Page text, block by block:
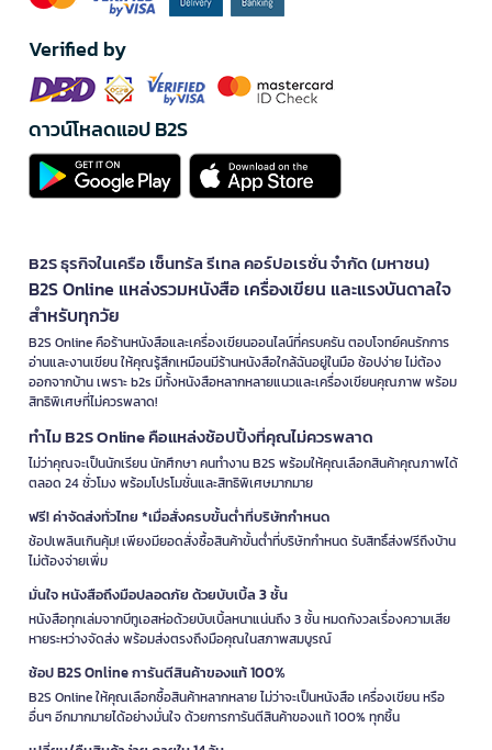
Verified by
ดาวน์โหลดแอป B2S
B2S ธุรกิจในเครือ เซ็นทรัล รีเทล คอร์ปอเรชั่น จำกัด (มหาชน)
B2S Online แหล่งรวมหนังสือ เครื่องเขียน และแรงบันดาลใจ
สำหรับทุกวัย
B2S Online คือร้านหนังสือและเครื่องเขียนออนไลน์ที่ครบครัน ตอบโจทย์คนรักการ
อ่านและงานเขียน ให้คุณรู้สึกเหมือนมีร้านหนังสือใกล้ฉันอยู่ในมือ ช้อปง่าย ไม่ต้อง
ออกจากบ้าน เพราะ b2s มีทั้งหนังสือหลากหลายแนวและเครื่องเขียนคุณภาพ พร้อม
สิทธิพิเศษที่ไม่ควรพลาด!
ทำไม B2S Online คือแหล่งช้อปปิ้งที่คุณไม่ควรพลาด
ไม่ว่าคุณจะเป็นนักเรียน นักศึกษา คนทำงาน B2S พร้อมให้คุณเลือกสินค้าคุณภาพได้
ตลอด 24 ชั่วโมง พร้อมโปรโมชั่นและสิทธิพิเศษมากมาย
ฟรี! ค่าจัดส่งทั่วไทย *เมื่อสั่งครบขั้นต่ำที่บริษัทกำหนด
ช้อปเพลินเกินคุ้ม! เพียงมียอดสั่งซื้อสินค้าขั้นต่ำที่บริษัทกำหนด รับสิทธิ์ส่งฟรีถึงบ้าน
ไม่ต้องจ่ายเพิ่ม
มั่นใจ หนังสือถึงมือปลอดภัย ด้วยบับเบิ้ล 3 ชั้น
หนังสือทุกเล่มจากบีทูเอสห่อด้วยบับเบิ้ลหนาแน่นถึง 3 ชั้น หมดกังวลเรื่องความเสีย
หายระหว่างจัดส่ง พร้อมส่งตรงถึงมือคุณในสภาพสมบูรณ์
ช้อป B2S Online การันตีสินค้าของแท้ 100%
B2S Online ให้คุณเลือกซื้อสินค้าหลากหลาย ไม่ว่าจะเป็นหนังสือ เครื่องเขียน หรือ
อื่นๆ อีกมากมายได้อย่างมั่นใจ ด้วยการการันตีสินค้าของแท้ 100% ทุกชิ้น